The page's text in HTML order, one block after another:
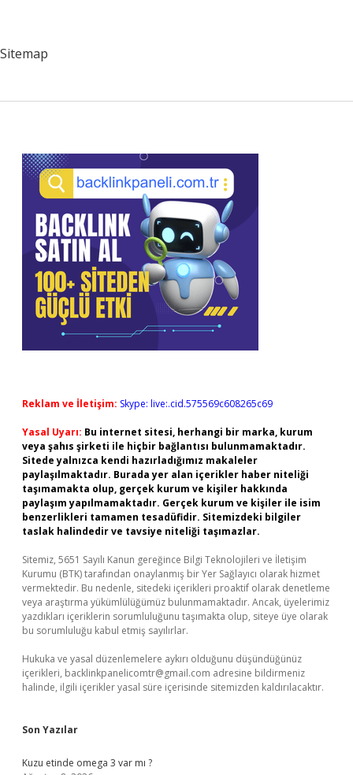
Sitemap
Sidebar
Reklam ve İletişim: Skype: live:.cid.575569c608265c69
Yasal Uyarı: Bu internet sitesi, herhangi bir marka, kurum
veya şahıs şirketi ile hiçbir bağlantısı bulunmamaktadır.
Sitede yalnızca kendi hazırladığımız makaleler
paylaşılmaktadır. Burada yer alan içerikler haber niteliği
taşımamakta olup, gerçek kurum ve kişiler hakkında
paylaşım yapılmamaktadır. Gerçek kurum ve kişiler ile isim
benzerlikleri tamamen tesadüfidir. Sitemizdeki bilgiler
taslak halindedir ve tavsiye niteliği taşımazlar.
Sitemiz, 5651 Sayılı Kanun gereğince Bilgi Teknolojileri ve İletişim
Kurumu (BTK) tarafından onaylanmış bir Yer Sağlayıcı olarak hizmet
vermektedir. Bu nedenle, sitedeki içerikleri proaktif olarak denetleme
veya araştırma yükümlülüğümüz bulunmamaktadır. Ancak, üyelerimiz
yazdıkları içeriklerin sorumluluğunu taşımakta olup, siteye üye olarak
bu sorumluluğu kabul etmiş sayılırlar.
Hukuka ve yasal düzenlemelere aykırı olduğunu düşündüğünüz
içerikleri, backlinkpanelicomtr@gmail.com adresine bildirmeniz
halinde, ilgili içerikler yasal süre içerisinde sitemizden kaldırılacaktır.
Son Yazılar
Kuzu etinde omega 3 var mı ?